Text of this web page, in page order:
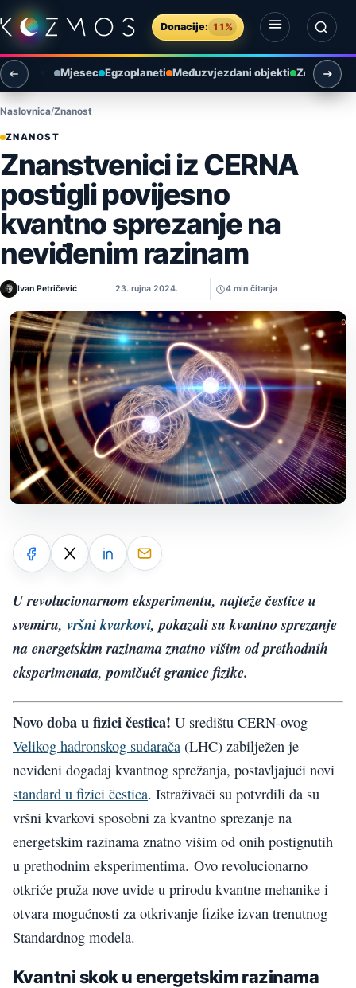
Preskoči na sadržaj
Donacije: 11%
Otvori izbornik
Otvori pretragu
Mjesec Egzoplaneti Međuzvjezdani objekti Zemlja i
Naslovnica Znanost
ZNANOST
Znanstvenici iz CERNA
postigli povijesno
kvantno sprezanje na
neviđenim razinam
Ivan Petričević 23. rujna 2024. 4 min čitanja
U revolucionarnom eksperimentu, najteže čestice u
svemiru, vršni kvarkovi, pokazali su kvantno sprezanje
na energetskim razinama znatno višim od prethodnih
eksperimenata, pomičući granice fizike.
Novo doba u fizici čestica! U središtu CERN-ovog
Velikog hadronskog sudarača (LHC) zabilježen je
neviđeni događaj kvantnog sprežanja, postavljajući novi
standard u fizici čestica. Istraživači su potvrdili da su
vršni kvarkovi sposobni za kvantno sprezanje na
energetskim razinama znatno višim od onih postignutih
u prethodnim eksperimentima. Ovo revolucionarno
otkriće pruža nove uvide u prirodu kvantne mehanike i
otvara mogućnosti za otkrivanje fizike izvan trenutnog
Standardnog modela.
Kvantni skok u energetskim razinama